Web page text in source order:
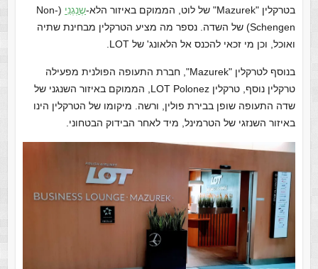
בטרקלין "Mazurek" של לוט, הממוקם באיזור הלא-
שֶנְגֶנִי
(Non-
Schengen) של השדה. נספר מה מציע הטרקלין מבחינת שתיה
ואוכל, וכן מי זכאי להכנס אל הלאונג' של LOT.
בנוסף לטרקלין "Mazurek", חברת התעופה הפולנית מפעילה
טרקלין נוסף, טרקלין LOT Polonez, הממוקם באיזור השנגני של
שדה התעופה שופן בבירת פולין, ורשה. מיקומו של הטרקלין הינו
באיזור השנזגי של הטרמינל, מיד לאחר הבידוק הבטחוני.